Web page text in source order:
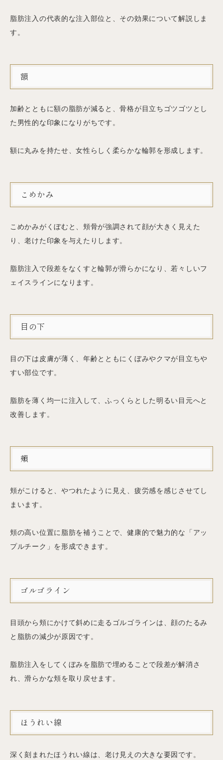
脂肪注入の代表的な注入部位と、その効果について解説しま
す。
額
加齢とともに額の脂肪が減ると、骨格が目立ちゴツゴツとし
た男性的な印象になりがちです。
額に丸みを持たせ、女性らしく柔らかな輪郭を形成します。
こめかみ
こめかみがくぼむと、頬骨が強調されて顔が大きく見えた
り、老けた印象を与えたりします。
脂肪注入で段差をなくすと輪郭が滑らかになり、若々しいフ
ェイスラインになります。
目の下
目の下は皮膚が薄く、年齢とともにくぼみやクマが目立ちや
すい部位です。
脂肪を薄く均一に注入して、ふっくらとした明るい目元へと
改善します。
頬
頬がこけると、やつれたように見え、疲労感を感じさせてし
まいます。
頬の高い位置に脂肪を補うことで、健康的で魅力的な「アッ
プルチーク」を形成できます。
ゴルゴライン
目頭から頬にかけて斜めに走るゴルゴラインは、顔のたるみ
と脂肪の減少が原因です。
脂肪注入をしてくぼみを脂肪で埋めることで段差が解消さ
れ、滑らかな頬を取り戻せます。
ほうれい線
深く刻まれたほうれい線は、老け見えの大きな要因です。